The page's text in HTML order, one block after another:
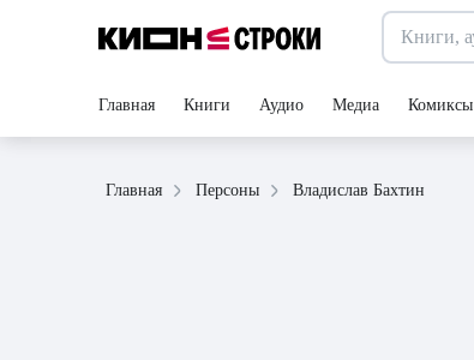
Главная Книги Аудио Медиа Комиксы
Главная Персоны Владислав Бахтин